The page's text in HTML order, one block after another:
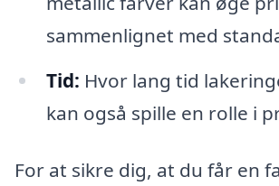
sammenlignet med
Tid: Hvor lang tid
kan også spille en rolle i
For at sikre dig, at du får en